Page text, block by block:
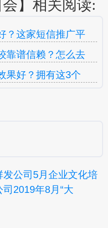
】相关阅读:
？这家短信推广平
靠谱信赖？怎么去
果好？拥有这3个
发公司5月企业文化培
2019年8月“大